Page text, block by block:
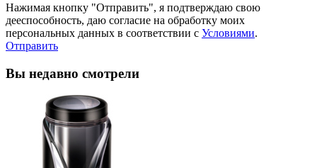
Нажимая кнопку "Отправить", я подтверждаю свою
дееспособность, даю согласие на обработку моих
персональных данных в соответствии с Условиями.
Отправить
Вы недавно смотрели